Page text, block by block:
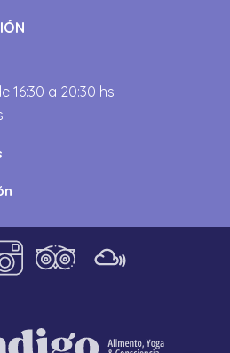
16:30 a 20:30 hs